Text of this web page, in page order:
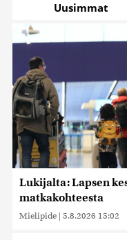
Uusimmat
Lukijalta: Lapsen
matkakohteesta
Mielipide | 5.8.2026 15:02